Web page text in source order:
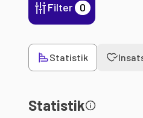
Filter 0
Statistik
Statistik